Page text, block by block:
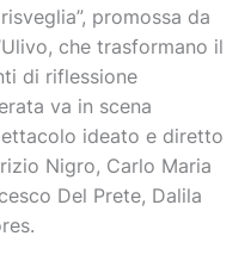
promossa da
che trasformano il
di riflessione
va in scena
ideato e diretto
Nigro, Carlo Maria
Del Prete, Dalila